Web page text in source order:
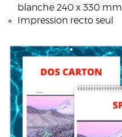
blanche 240 x 330 mm
Impression recto seul